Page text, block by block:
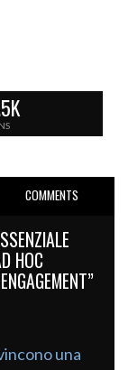
COMMENTS
HOC